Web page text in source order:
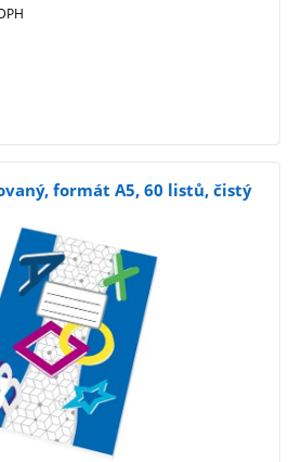
formát A5, 60 listů, čistý